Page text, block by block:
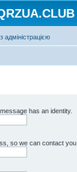
адміністрацією
has an identity.
so we can contact you.